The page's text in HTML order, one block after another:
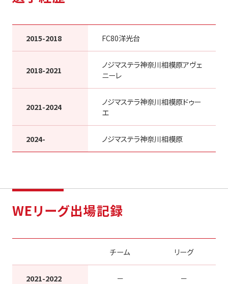
2015-2018 FC80洋光台
2018-2021
ノジマステラ神奈川相模原アヴェ
ニーレ
2021-2024
ノジマステラ神奈川相模原ドゥー
エ
2024- ノジマステラ神奈川相模原
WEリーグ出場記録
チーム リーグ
2021-2022 － －